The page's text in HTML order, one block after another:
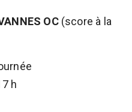
OC(score à la
h